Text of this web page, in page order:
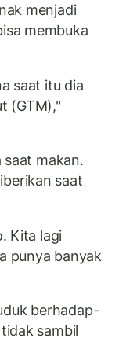
menjadi
membuka
saat itu dia
(GTM),"
saat makan.
saat
Kita lagi
punya banyak
berhadap-
sambil